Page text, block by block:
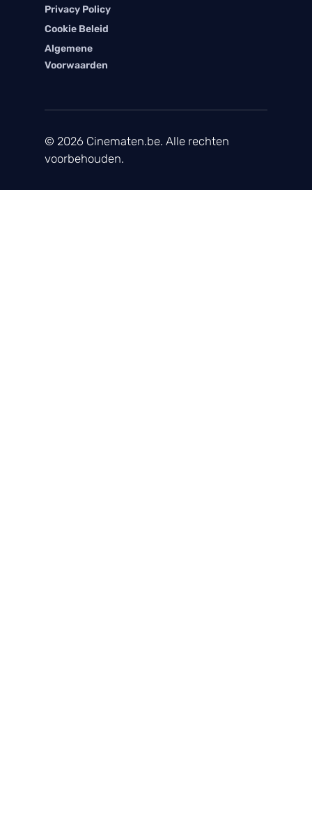
Privacy Policy
Cookie Beleid
Algemene
Voorwaarden
© 2026 Cinematen.be. Alle rechten
voorbehouden.